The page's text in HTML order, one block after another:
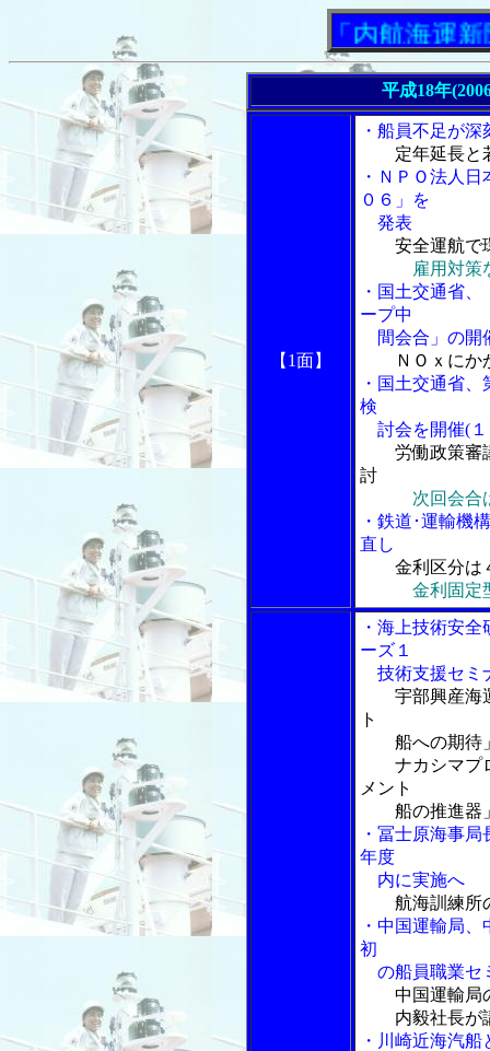
「内航海運新聞」
平成18年
【1面】
・船員不足が
定年延長と
・ＮＰＯ法人
０６」を
発表
安全運航で
雇用対策
・国土交通省
ープ中
間会合」の開
ＮＯｘに
・国土交通省
検
討会を開催(１
労働政策審
討
次回会合
・鉄道･運輸機
直し
金利区分は
金利固定
・海上技術安
ーズ１
技術支援セミ
宇部興産海
ト
船への期待
ナカシマプロ
メント
船の推進器
・冨士原海事
年度
内に実施へ
航海訓練所
・中国運輸局
初
の船員職業セ
中国運輸局
内毅社長が
・川崎近海汽